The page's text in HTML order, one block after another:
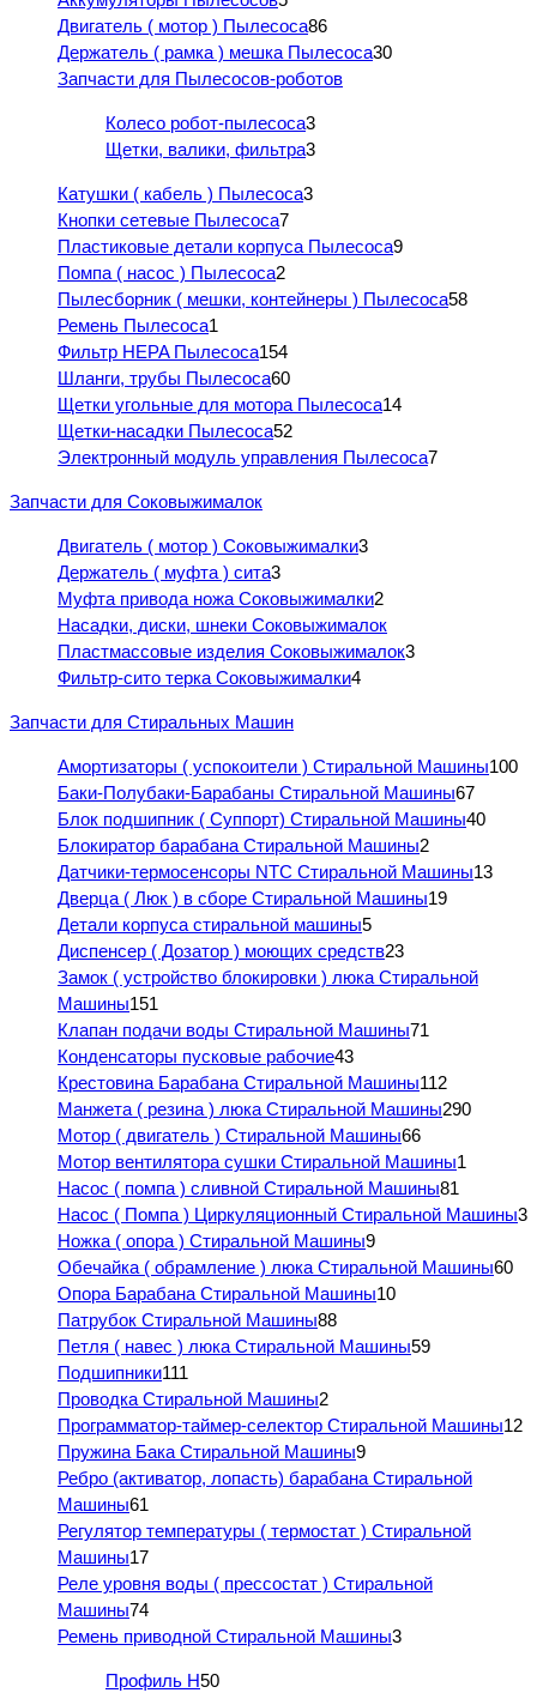
Двигатель ( мотор ) Пылесоса86
Держатель ( рамка ) мешка Пылесоса30
Запчасти для Пылесосов-роботов
Колесо робот-пылесоса3
Щетки, валики, фильтра3
Катушки ( кабель ) Пылесоса3
Кнопки сетевые Пылесоса7
Пластиковые детали корпуса Пылесоса9
Помпа ( насос ) Пылесоса2
Пылесборник ( мешки, контейнеры ) Пылесоса58
Ремень Пылесоса1
Фильтр HEPA Пылесоса154
Шланги, трубы Пылесоса60
Щетки угольные для мотора Пылесоса14
Щетки-насадки Пылесоса52
Электронный модуль управления Пылесоса7
Запчасти для Соковыжималок
Двигатель ( мотор ) Соковыжималки3
Держатель ( муфта ) сита3
Муфта привода ножа Соковыжималки2
Насадки, диски, шнеки Соковыжималок
Пластмассовые изделия Соковыжималок3
Фильтр-сито терка Соковыжималки4
Запчасти для Стиральных Машин
Амортизаторы ( успокоители ) Стиральной Машины100
Баки-Полубаки-Барабаны Стиральной Машины67
Блок подшипник ( Суппорт) Стиральной Машины40
Блокиратор барабана Стиральной Машины2
Датчики-термосенсоры NTC Стиральной Машины13
Дверца ( Люк ) в сборе Стиральной Машины19
Детали корпуса стиральной машины5
Диспенсер ( Дозатор ) моющих средств23
Замок ( устройство блокировки ) люка Стиральной
Машины151
Клапан подачи воды Стиральной Машины71
Конденсаторы пусковые рабочие43
Крестовина Барабана Стиральной Машины112
Манжета ( резина ) люка Стиральной Машины290
Мотор ( двигатель ) Стиральной Машины66
Мотор вентилятора сушки Стиральной Машины1
Насос ( помпа ) сливной Стиральной Машины81
Насос ( Помпа ) Циркуляционный Стиральной Машины3
Ножка ( опора ) Стиральной Машины9
Обечайка ( обрамление ) люка Стиральной Машины60
Опора Барабана Стиральной Машины10
Патрубок Стиральной Машины88
Петля ( навес ) люка Стиральной Машины59
Подшипники111
Проводка Стиральной Машины2
Программатор-таймер-селектор Стиральной Машины12
Пружина Бака Стиральной Машины9
Ребро (активатор, лопасть) барабана Стиральной
Машины61
Регулятор температуры ( термостат ) Стиральной
Машины17
Реле уровня воды ( прессостат ) Стиральной
Машины74
Ремень приводной Стиральной Машины3
Профиль H50